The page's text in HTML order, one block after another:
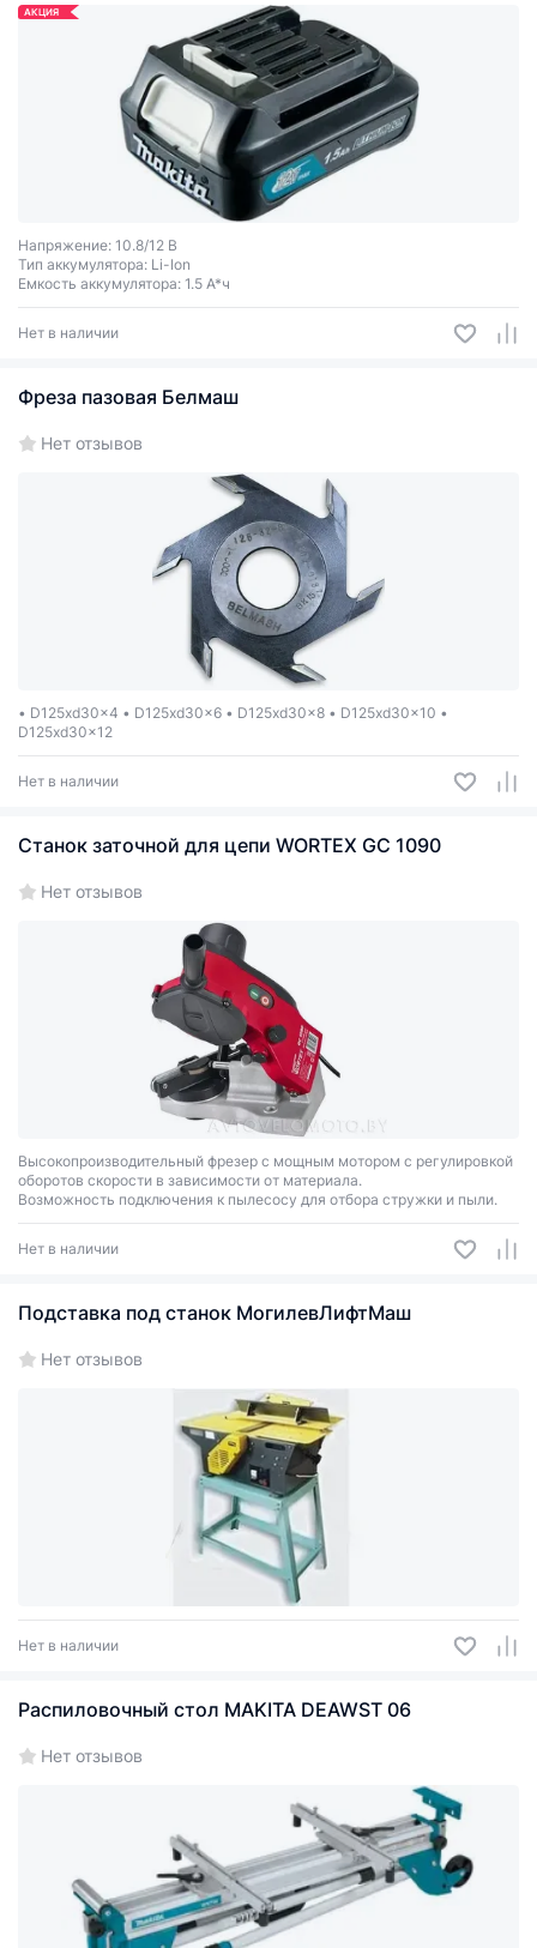
АКЦИЯ
Напряжение: 10.8/12 В
Тип аккумулятора: Li-Ion
Емкость аккумулятора: 1.5 А*ч
Нет в наличии
Фреза пазовая Белмаш
Нет отзывов
• D125xd30x4 • D125xd30x6 • D125xd30x8 • D125xd30x10 •
D125xd30x12
Нет в наличии
Станок заточной для цепи WORTEX GC 1090
Нет отзывов
Высокопроизводительный фрезер с мощным мотором с регулировкой
оборотов скорости в зависимости от материала.
Возможность подключения к пылесосу для отбора стружки и пыли.
Нет в наличии
Подставка под станок МогилевЛифтМаш
Нет отзывов
Нет в наличии
Распиловочный стол MAKITA DEAWST 06
Нет отзывов